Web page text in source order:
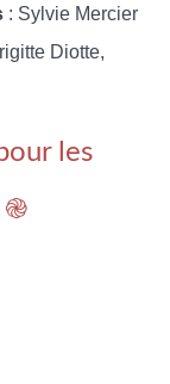
: Sylvie Mercier
Diotte,
les
֎